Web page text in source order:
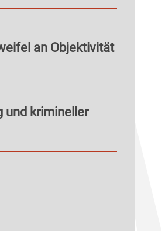
an Objektivität
und krimineller